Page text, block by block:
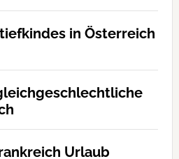
in Österreich
Urlaub